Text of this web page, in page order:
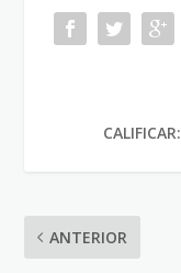
CALIFICAR:
ANTERIOR